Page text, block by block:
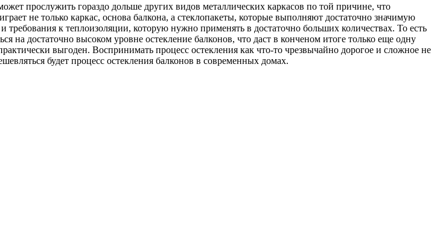
прослужить гораздо дольше других видов металлических каркасов по той причине, что
не только каркас, основа балкона, а стеклопакеты, которые выполняют достаточно значимую
к теплоизоляции, которую нужно применять в достаточно больших количествах. То есть
достаточно высоком уровне остекление балконов, что даст в конченом итоге только еще одну
выгоден. Воспринимать процесс остекления как что-то чрезвычайно дорогое и сложное не
будет процесс остекления балконов в современных домах.